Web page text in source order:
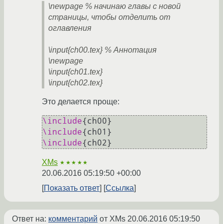
\newpage % начинаю главы с новой
страницы, чтобы отделить от
оглавления
\input{ch00.tex} % Аннотация
\newpage
\input{ch01.tex}
\input{ch02.tex}
Это делается проще:
\include
\include
\include{ch02}
XMs ★★★★★
20.06.2016 05:19:50 +00:00
Показать ответ
Ссылка
Ответ на: комментарий от XMs 20.06.2016 05:19:50